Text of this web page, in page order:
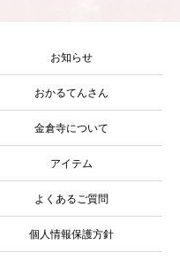
お知らせ
おかるてんさん
金倉寺について
アイテム
よくあるご質問
個人情報保護方針